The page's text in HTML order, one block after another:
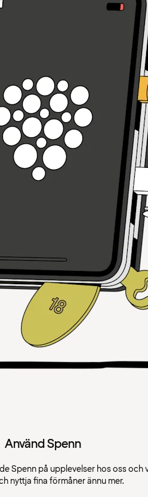
Använd Spenn
Spenn på upplevelser hos oss och
nyttja fina förmåner ännu mer.